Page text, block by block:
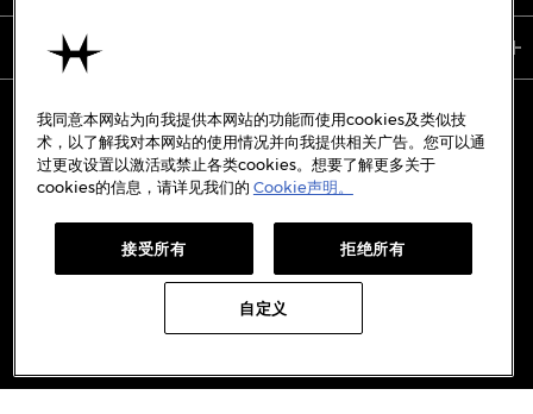
使用条款
备案号:沪ICP备19045273号-7
WECHAT
WEIBO
我同意本网站为向我提供本网站的功能而使用cookies及类似技
术，以了解我对本网站的使用情况并向我提供相关广告。您可以通
过更改设置以激活或禁止各类cookies。想要了解更多关于
cookies的信息，请详见我们的 Cookie声明。
接受所有 拒绝所有
自定义